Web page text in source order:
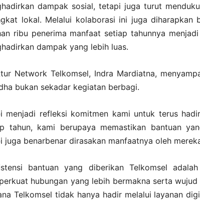
dampak sosial, tetapi juga turut
lokal. Melalui kolaborasi ini juga diharapkan
ribu penerima manfaat setiap tahunnya
dampak yang lebih luas.
Network Telkomsel, Indra Mardiatna,
bukan sekadar kegiatan berbagi.
menjadi refleksi komitmen kami untuk terus
tahun, kami berupaya memastikan bantuan
juga benarbenar dirasakan manfaatnya oleh
bantuan yang diberikan Telkomsel
hubungan yang lebih bermakna serta
Telkomsel tidak hanya hadir melalui layanan